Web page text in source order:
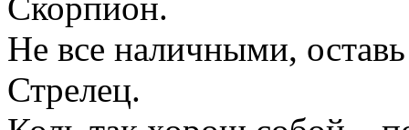
Не все наличными, оставь
Стрелец.